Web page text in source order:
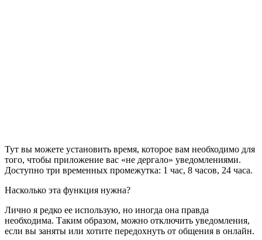
Тут вы можете установить время, которое вам необходимо для
того, чтобы приложение вас «не дергало» уведомлениями.
Доступно три временных промежутка: 1 час, 8 часов, 24 часа.
Насколько эта функция нужна?
Лично я редко ее использую, но иногда она правда
необходима. Таким образом, можно отключить уведомления,
если вы заняты или хотите передохнуть от общения в онлайн.